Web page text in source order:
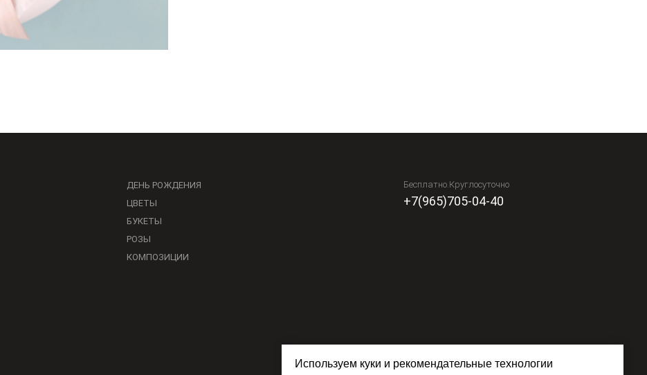
Используем куки и рекомендательные технологии
Бесплатно.Круглосуточно
+7(965)705-04-40
ДЕНЬ РОЖДЕНИЯ
ЦВЕТЫ
БУКЕТЫ
РОЗЫ
КОМПОЗИЦИИ